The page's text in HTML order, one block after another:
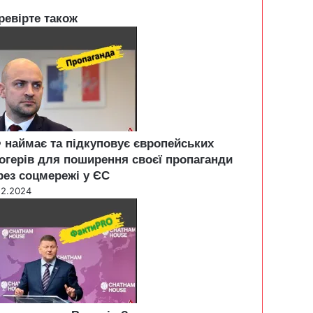
також
та підкуповує європейських
для поширення своєї пропаганди
соцмережі у ЄС